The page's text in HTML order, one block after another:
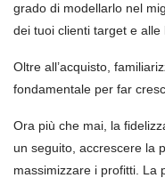
grado di modellarlo nel
dei tuoi clienti target e alle
Oltre all’acquisto,
fondamentale per far
Ora più che mai, la
un seguito, accrescere la
massimizzare i profitti. La